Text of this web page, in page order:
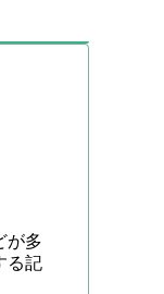
が多
る記